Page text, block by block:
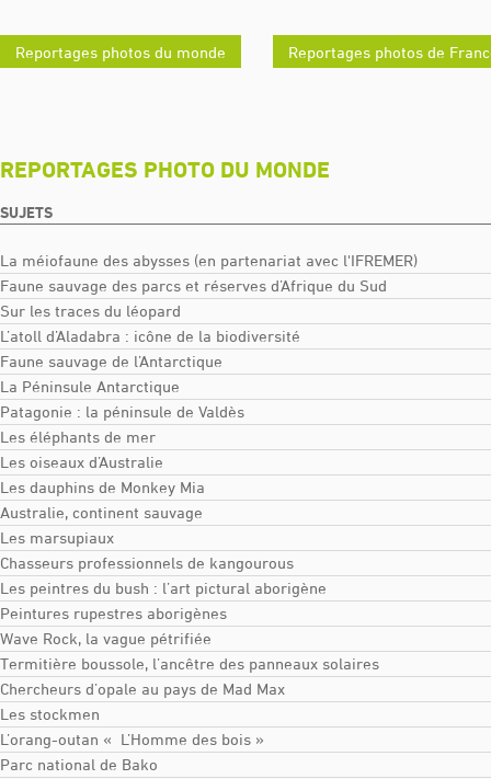
Reportages photos du monde Reportages photos de
REPORTAGES PHOTO DU MONDE
SUJETS
La méiofaune des abysses (en partenariat avec l'IFREMER)
Faune sauvage des parcs et réserves d’Afrique du Sud
Sur les traces du léopard
L’atoll d’Aladabra : icône de la biodiversité
Faune sauvage de l’Antarctique
La Péninsule Antarctique
Patagonie : la péninsule de Valdès
Les éléphants de mer
Les oiseaux d’Australie
Les dauphins de Monkey Mia
Australie, continent sauvage
Les marsupiaux
Chasseurs professionnels de kangourous
Les peintres du bush : l’art pictural aborigène
Peintures rupestres aborigènes
Wave Rock, la vague pétrifiée
Termitière boussole, l’ancêtre des panneaux solaires
Chercheurs d’opale au pays de Mad Max
Les stockmen
L’orang-outan « L’Homme des bois »
Parc national de Bako